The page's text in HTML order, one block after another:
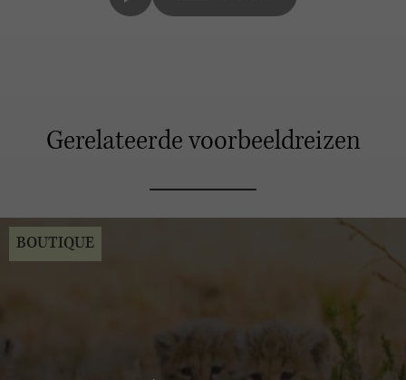
Gerelateerde voorbeeldreizen
BOUTIQUE